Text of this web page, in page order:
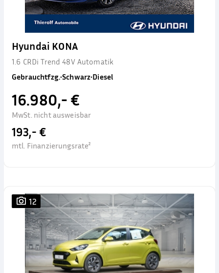
Hyundai KONA
1.6 CRDi Trend 48V Automatik
Gebrauchtfzg.•Schwarz•Diesel
16.980,- €
MwSt. nicht ausweisbar
193,- €
mtl. Finanzierungsrate²
12